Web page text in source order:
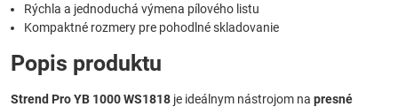
Rýchla a jednoduchá výmena pílového listu
Kompaktné rozmery pre pohodlné skladovanie
Popis produktu
Strend Pro YB 1000 WS1818 je ideálnym nástrojom na presné